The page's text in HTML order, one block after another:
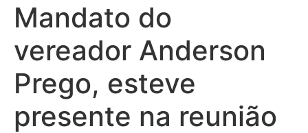
Mandato do
vereador Anderson
Prego, esteve
presente na reunião